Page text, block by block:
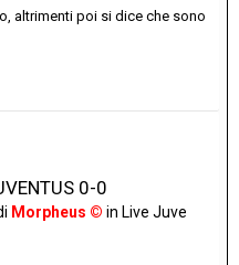
altrimenti poi si dice che sono
0-0
Morpheus © in Live Juve